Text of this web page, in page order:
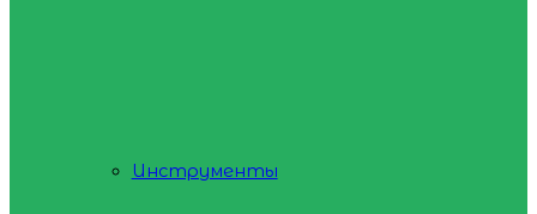
Инструменты